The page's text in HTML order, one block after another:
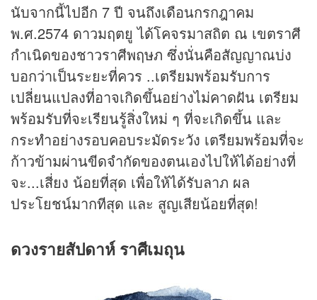
นับจากนี้ไปอีก 7 ปี จนถึงเดือนกรกฎาคม
พ.ศ.2574 ดาวมฤตยู ได้โคจรมาสถิต ณ เขตราศี
กำเนิดของชาวราศีพฤษภ ซึ่งนั่นคือสัญญาณบ่ง
บอกว่าเป็นระยะที่ควร ..เตรียมพร้อมรับการ
เปลี่ยนแปลงที่อาจเกิดขึ้นอย่างไม่คาดฝัน เตรียม
พร้อมรับที่จะเรียนรู้สิ่งใหม่ ๆ ที่จะเกิดขึ้น และ
กระทำอย่างรอบคอบระมัดระวัง เตรียมพร้อมที่จะ
ก้าวข้ามผ่านขีดจำกัดของตนเองไปให้ได้อย่างที่
จะ...เสี่ยง น้อยที่สุด เพื่อให้ได้รับลาภ ผล
ประโยชน์มากทีสุด และ สูญเสียน้อยที่สุด!
ดวงรายสัปดาห์ ราศีเมถุน